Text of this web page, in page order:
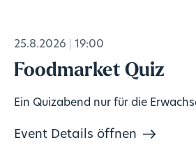
25.8.2026 19:00
Foodmarket Quiz
Ein Quizabend nur für die
Event Details öffnen